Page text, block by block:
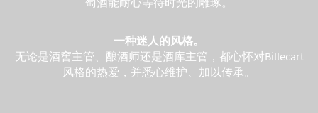
一种迷人的风格。
无论是酒窖主管、酿酒师还是酒库主管，都心怀对Billecart
风格的热爱，并悉心维护、加以传承。